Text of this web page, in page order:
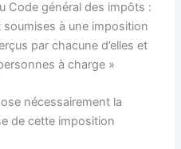
Code général des impôts :
à une imposition
par chacune d’elles et
à charge »
nécessairement la
de cette imposition